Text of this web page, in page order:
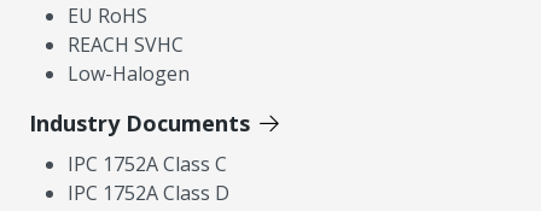
EU RoHS
REACH SVHC
Low-Halogen
Industry Documents
IPC 1752A Class C
IPC 1752A Class D